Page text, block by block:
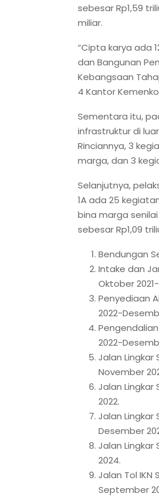
sebesar Rp1,59
miliar.
“Cipta karya ada
dan Bangunan
Kebangsaan
4 Kantor
Sementara itu,
infrastruktur di
Rinciannya, 3
marga, dan 3
Selanjutnya,
1A ada 25
bina marga senilai
sebesar Rp1,09
Bendungan
Intake dan
Oktober
Penyediaan
2022-
2022-
Jalan Lingkar
November
Jalan Lingkar
2022.
Jalan Lingkar
Desember
Jalan Lingkar
2024.
Jalan Tol IKN
September